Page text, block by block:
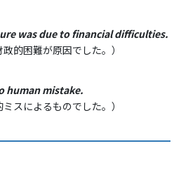
was due to financial difficulties.
的困難が原因でした。）
human mistake.
スによるものでした。）